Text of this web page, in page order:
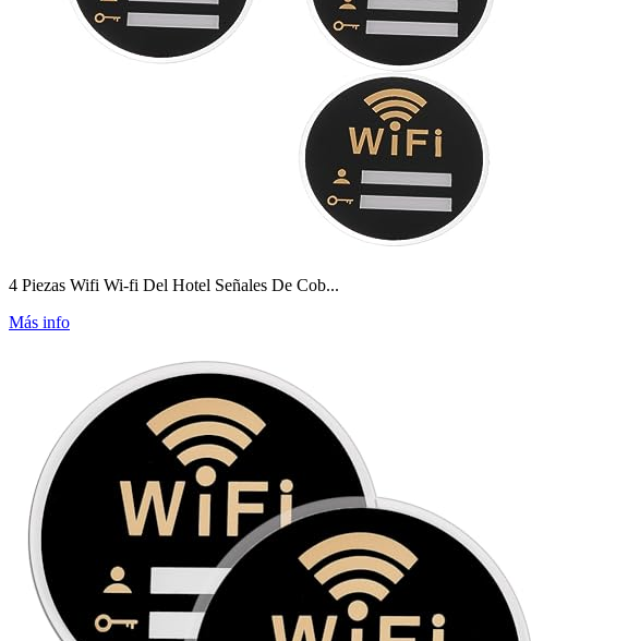
4 Piezas Wifi Wi-fi Del Hotel Señales De Cob...
Más info